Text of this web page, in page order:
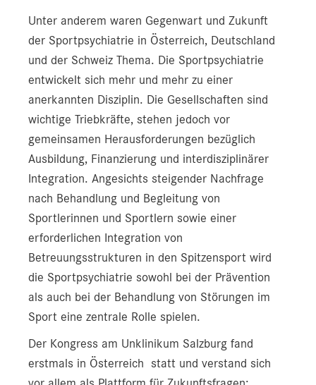
Unter anderem waren Gegenwart und Zukunft
der Sportpsychiatrie in Österreich, Deutschland
und der Schweiz Thema. Die Sportpsychiatrie
entwickelt sich mehr und mehr zu einer
anerkannten Disziplin. Die Gesellschaften sind
wichtige Triebkräfte, stehen jedoch vor
gemeinsamen Herausforderungen bezüglich
Ausbildung, Finanzierung und interdisziplinärer
Integration. Angesichts steigender Nachfrage
nach Behandlung und Begleitung von
Sportlerinnen und Sportlern sowie einer
erforderlichen Integration von
Betreuungsstrukturen in den Spitzensport wird
die Sportpsychiatrie sowohl bei der Prävention
als auch bei der Behandlung von Störungen im
Sport eine zentrale Rolle spielen.
Der Kongress am Unklinikum Salzburg fand
erstmals in Österreich statt und verstand sich